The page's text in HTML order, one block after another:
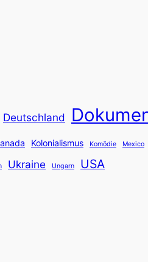
Deutschland
Kolonialismus Komödie Mexico
Ukraine Ungarn USA